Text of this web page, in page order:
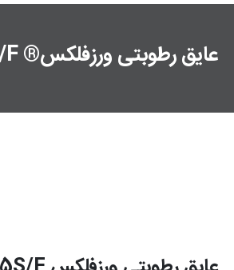
عایق رطوبتی ورزفلکس® 5S/F ورزیران